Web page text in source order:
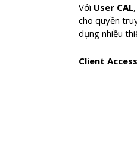
Với User CAL
cho quyền
dụng nhiều
Client